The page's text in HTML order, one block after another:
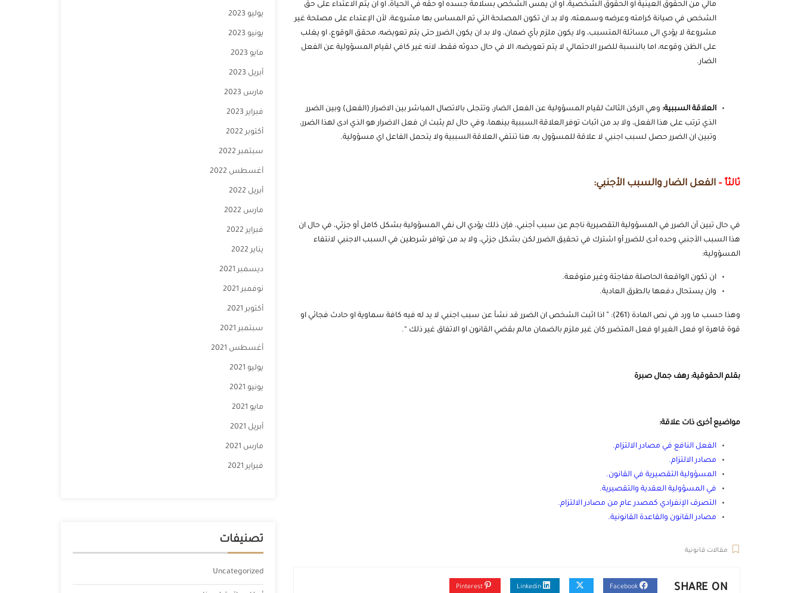
مالي من الحقوق العينية او الحقوق الشخصية، او ان يمس الشخص بسلامة جسده او حقه في الحياة، او ان يتم الاعتداء على حق
الشخص في صيانة كرامته وعرضه وسمعته، ولا بد ان تكون المصلحة التي تم المساس بها مشروعة، لأن الإعتداء على مصلحة غير
مشروعة لا يؤدي الى مسائلة المتسبب، ولا يكون ملزم بأي ضمان، ولا بد ان يكون الضرر حتى يتم تعويضه، محقق الوقوع، او يغلب
على الظن وقوعه، اما بالنسبة للضرر الاحتمالي لا يتم تعويضه، الا في حال حدوثه فقط، لانه غير كافي لقيام المسؤولية عن الفعل
الضار.
العلاقة السببية: وهي الركن الثالث لقيام المسؤولية عن الفعل الضار، وتتجلى بالاتصال المباشر بين الاضرار (الفعل) وبين الضرر
الذي ترتب على هذا الفعل، ولا بد من اثبات توفر العلاقة السببية بينهما، وفي حال لم يثبت ان فعل الاضرار هو الذي ادى لهذا الضرر،
وتبين ان الضرر حصل لسبب اجنبي لا علاقة للمسؤول به، هنا تنتفي العلاقة السببية ولا يتحمل الفاعل اي مسؤولية.
ثالثاً – الفعل الضار والسبب الأجنبي:
في حال تبين أن الضرر في المسؤولية التقصيرية ناجم عن سبب أجنبي، فإن ذلك يؤدي الى نفي المسؤولية بشكل كامل أو جزئي، في حال ان
هذا السبب الأجنبي وحده أدى للضرر أو اشترك في تحقيق الضرر لكن بشكل جزئي، ولا بد من توافر شرطين في السبب الاجنبي لانتفاء
المسؤولية:
ان تكون الواقعة الحاصلة مفاجئة وغير متوقعة.
وان يستحال دفعها بالطرق العادية.
وهذا حسب ما ورد في نص المادة (261): ” اذا اثبت الشخص ان الضرر قد نشأ عن سبب اجنبي لا يد له فيه كافة سماوية او حادث فجائي او
قوة قاهرة او فعل الغير او فعل المتضرر كان غير ملزم بالضمان مالم بقضي القانون او الاتفاق غير ذلك “.
بقلم الحقوقية: رهف جمال صبرة
مواضيع أخرى ذات علاقة:
الفعل النافع في مصادر الالتزام.
مصادر الالتزام.
المسؤولية التقصيرية في القانون.
في المسؤولية العقدية والتقصيرية.
التصرف الإنفرادي كمصدر عام من مصادر الالتزام.
مصادر القانون والقاعدة القانونية.
مقالات قانونية
SHARE ON
يوليو 2023
يونيو 2023
مايو 2023
أبريل 2023
مارس 2023
فبراير 2023
أكتوبر 2022
سبتمبر 2022
أغسطس 2022
أبريل 2022
مارس 2022
فبراير 2022
يناير 2022
ديسمبر 2021
نوفمبر 2021
أكتوبر 2021
سبتمبر 2021
أغسطس 2021
يوليو 2021
يونيو 2021
مايو 2021
أبريل 2021
مارس 2021
فبراير 2021
تصنيفات
Uncategorized